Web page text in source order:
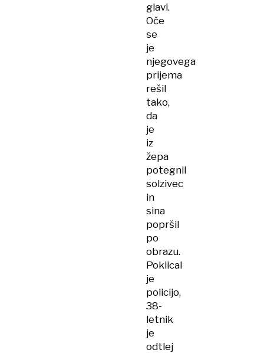
glavi.
Oče
se
je
njegovega
prijema
rešil
tako,
da
je
iz
žepa
potegnil
solzivec
in
sina
popršil
po
obrazu.
Poklical
je
policijo,
38-
letnik
je
odtlej